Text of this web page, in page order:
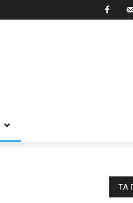
ΤΑ